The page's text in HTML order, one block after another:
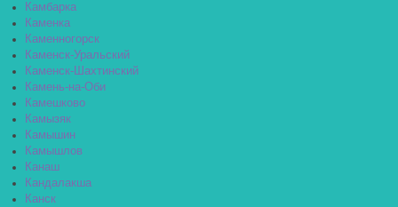
Камбарка
Каменка
Каменногорск
Каменск-Уральский
Каменск-Шахтинский
Камень-на-Оби
Камешково
Камызяк
Камышин
Камышлов
Канаш
Кандалакша
Канск